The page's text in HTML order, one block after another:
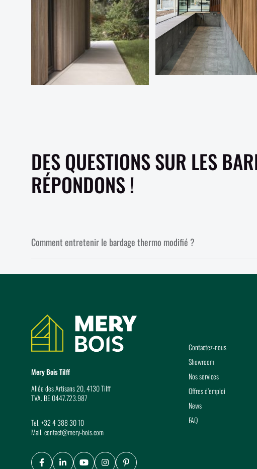
DES QUESTIONS SUR LES
RÉPONDONS !
Comment entretenir le bardage thermo modifié ?
Coordonnées
Mery Bois Tilff
Allée des Artisans 20, 4130 Tilff
TVA. BE 0447.723.987
Tel.+32 4 388 30 10
Mail.contact@mery-bois.com
Contactez-nous
Showroom
Nos services
Offres d’emploi
News
FAQ